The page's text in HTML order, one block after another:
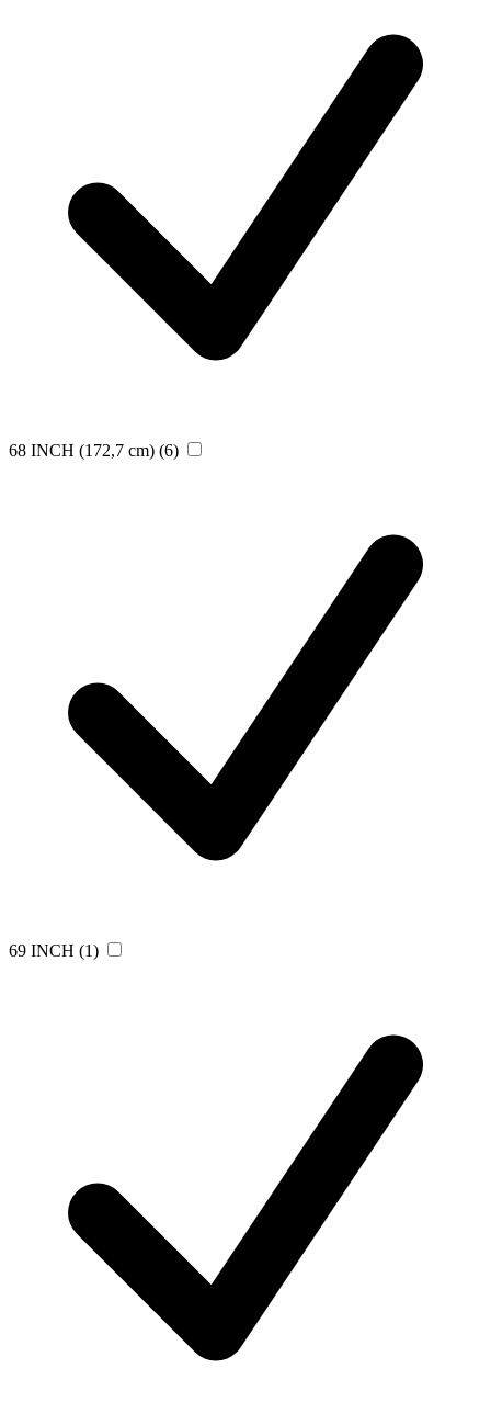
68 INCH (172,7 cm) (6)
69 INCH (1)